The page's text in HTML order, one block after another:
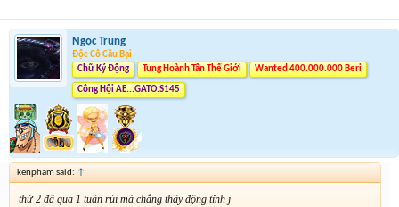
Ngọc Trung
Độc Cô Cầu Bại
Chữ Ký Động
Tung Hoành Tân Thế Giới Wanted 400.000.000 Beri
Công Hội AE...GATO.S145
kenpham said: ↑
thứ 2 đã qua 1 tuần rùi mà chẳng thấy động tĩnh j